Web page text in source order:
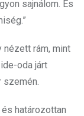
sajnálom. És
nézett rám, mint
oda járt
szemén.
határozottan